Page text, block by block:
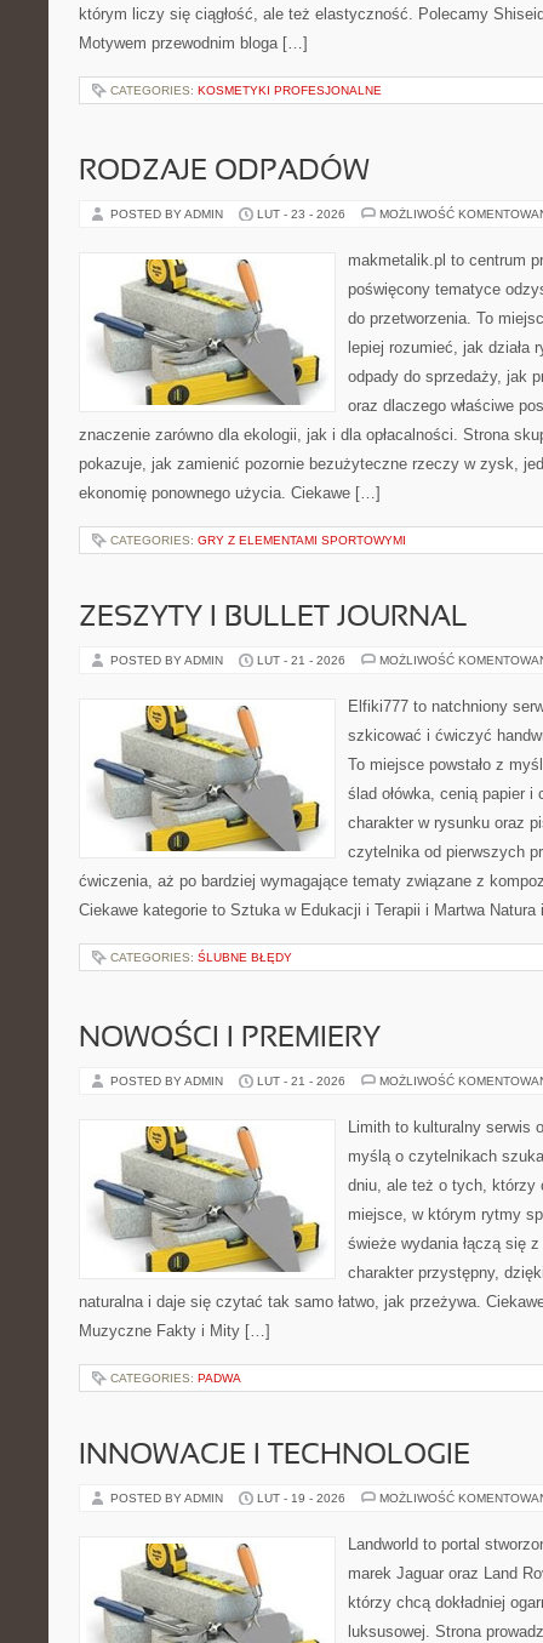
którym liczy się ciągłość, ale też elastyczność. Polecamy
Motywem przewodnim bloga […]
CATEGORIES: KOSMETYKI PROFESJONALNE
RODZAJE ODPADÓW
POSTED BY ADMIN LUT - 23 - 2026 MOŻLIWOŚĆ
makmetalik.pl to centrum
poświęcony tematyce
do przetworzenia. To
lepiej rozumieć, jak działa
odpady do sprzedaży, jak
oraz dlaczego właściwe
znaczenie zarówno dla ekologii, jak i dla opłacalności. Strona
pokazuje, jak zamienić pozornie bezużyteczne rzeczy w zysk,
ekonomię ponownego użycia. Ciekawe […]
CATEGORIES: GRY Z ELEMENTAMI SPORTOWYMI
ZESZYTY I BULLET JOURNAL
POSTED BY ADMIN LUT - 21 - 2026 MOŻLIWOŚĆ
Elfiki777 to natchniony
szkicować i ćwiczyć
To miejsce powstało z
ślad ołówka, cenią papier i
charakter w rysunku oraz
czytelnika od pierwszych
ćwiczenia, aż po bardziej wymagające tematy związane z
Ciekawe kategorie to Sztuka w Edukacji i Terapii i Martwa
CATEGORIES: ŚLUBNE BŁĘDY
NOWOŚCI I PREMIERY
POSTED BY ADMIN LUT - 21 - 2026 MOŻLIWOŚĆ
Limith to kulturalny serwis
myślą o czytelnikach
dniu, ale też o tych, którzy
miejsce, w którym rytmy
świeże wydania łączą się
charakter przystępny,
naturalna i daje się czytać tak samo łatwo, jak przeżywa.
Muzyczne Fakty i Mity […]
CATEGORIES: PADWA
INNOWACJE I TECHNOLOGIE
POSTED BY ADMIN LUT - 19 - 2026 MOŻLIWOŚĆ
Landworld to portal
marek Jaguar oraz Land
którzy chcą dokładniej
luksusowej. Strona